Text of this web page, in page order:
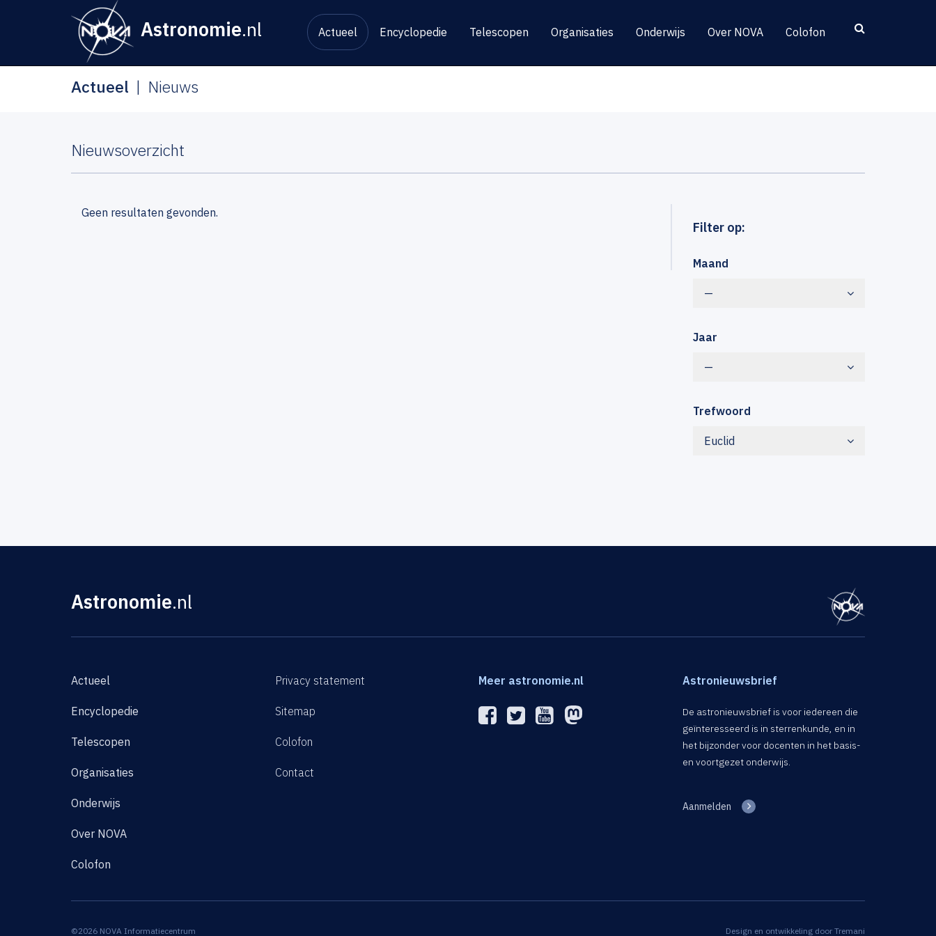
Astronomie.nl Actueel Encyclopedie Telescopen Organisaties Onderwijs Over NOVA Colofon
Actueel Nieuws
Nieuwsoverzicht
Filter op:
Maand
—
Jaar
—
Trefwoord
Euclid
Geen resultaten gevonden.
Astronomie.nl
Actueel
Encyclopedie
Telescopen
Organisaties
Onderwijs
Over NOVA
Colofon
Privacy statement
Sitemap
Colofon
Contact
Meer astronomie.nl Astronieuwsbrief
De astronieuwsbrief is voor iedereen die
geïnteresseerd is in sterrenkunde, en in
het bijzonder voor docenten in het basis-
en voortgezet onderwijs.
Aanmelden
©2026 NOVA Informatiecentrum Design en ontwikkeling door Tremani